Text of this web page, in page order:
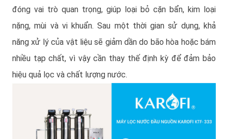
đóng vai trò quan trọng, giúp loại bỏ cặn bẩn, kim loại
nặng, mùi và vi khuẩn. Sau một thời gian sử dụng, khả
năng xử lý của vật liệu sẽ giảm dần do bão hòa hoặc bám
nhiều tạp chất, vì vậy cần thay thế định kỳ để đảm bảo
hiệu quả lọc và chất lượng nước.